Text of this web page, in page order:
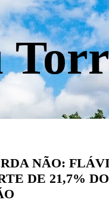
NÃO:
DE 21,7%